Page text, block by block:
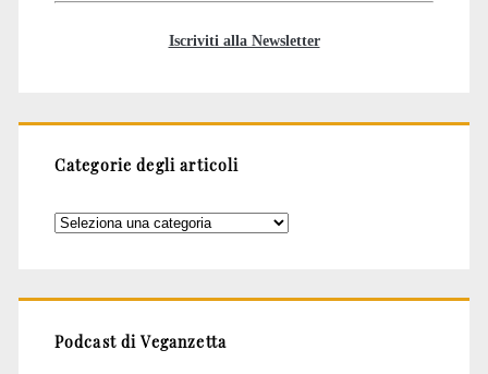
Iscriviti alla Newsletter
Categorie degli articoli
Categorie
Podcast di Veganzetta